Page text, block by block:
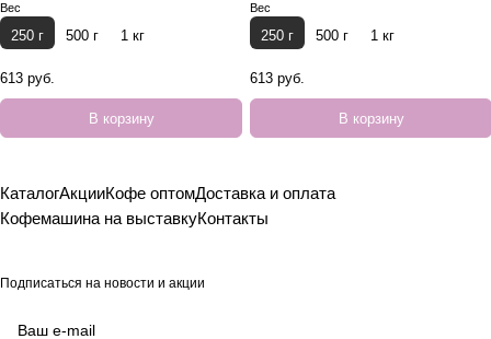
613 руб.
В корзину
Вес
250 г 500 г 1 кг
613 руб.
В корзину
Вес
250 г 500 г 1 кг
КаталогАкцииКофе оптомДоставка и оплата
Кофемашина на выставкуКонтакты
Подписаться на новости и акции